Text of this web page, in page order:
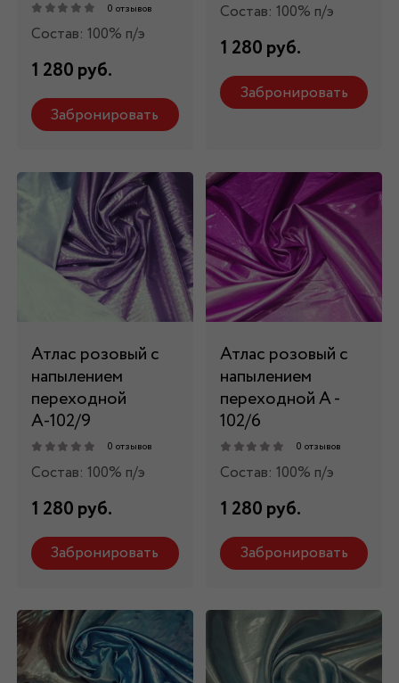
0 отзывов
Состав: 100% п/э
1 280 руб.
Забронировать
Состав: 100% п/э
1 280 руб.
Забронировать
Атлас розовый с
напылением
переходной
А-102/9
0 отзывов
Состав: 100% п/э
1 280 руб.
Забронировать
Атлас розовый с
напылением
переходной А -
102/6
0 отзывов
Состав: 100% п/э
1 280 руб.
Забронировать